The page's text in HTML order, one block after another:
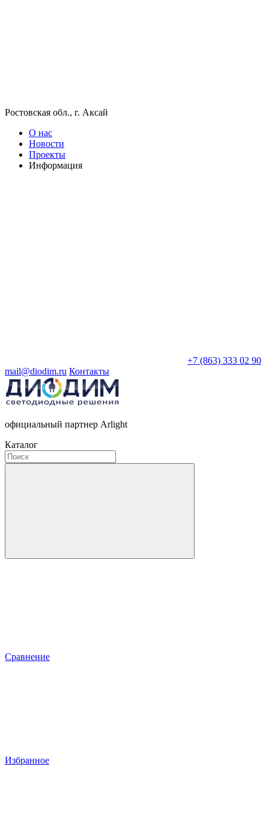
Ростовская обл., г. Аксай
О нас
Новости
Проекты
Информация
+7 (863) 333 02 90
mail@diodim.ru Контакты
официальный партнер Arlight
Каталог
Сравнение
Избранное